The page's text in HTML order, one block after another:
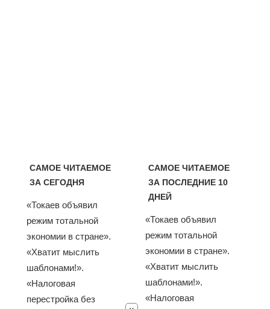
САМОЕ ЧИТАЕМОЕ
ЗА СЕГОДНЯ
«Токаев объявил
режим тотальной
экономии в стране».
«Хватит мыслить
шаблонами!».
«Налоговая
перестройка без
САМОЕ ЧИТАЕМОЕ
ЗА ПОСЛЕДНИЕ 10
ДНЕЙ
«Токаев объявил
режим тотальной
экономии в стране».
«Хватит мыслить
шаблонами!».
«Налоговая